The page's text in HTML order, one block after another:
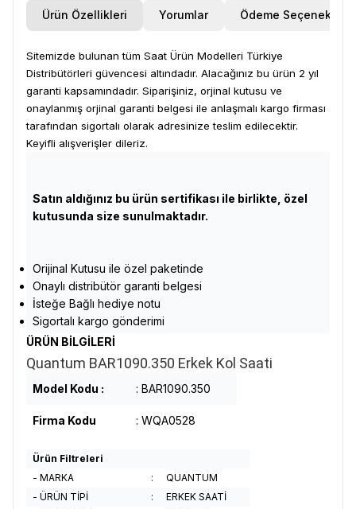
Ürün Özellikleri Yorumlar Ödeme Seçenekleri
Sitemizde bulunan tüm Saat Ürün Modelleri Türkiye
Distribütörleri güvencesi altındadır. Alacağınız bu ürün 2 yıl
garanti kapsamındadır. Siparişiniz, orjinal kutusu ve
onaylanmış orjinal garanti belgesi ile anlaşmalı kargo firması
tarafından sigortalı olarak adresinize teslim edilecektir.
Keyifli alışverişler dileriz.
Satın aldığınız bu ürün sertifikası ile birlikte, özel
kutusunda size sunulmaktadır.
Orijinal Kutusu ile özel paketinde
Onaylı distribütör garanti belgesi
İsteğe Bağlı hediye notu
Sigortalı kargo gönderimi
ÜRÜN BİLGİLERİ
Quantum BAR1090.350 Erkek Kol Saati
Model Kodu : : BAR1090.350
Firma Kodu : WQA0528
Ürün Filtreleri
- MARKA
:
QUANTUM
- ÜRÜN TİPİ
:
ERKEK SAATİ